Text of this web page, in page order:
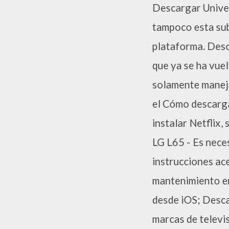
Descargar
tampoco esta
plataforma.
que ya se ha
solamente
el Cómo
instalar Netflix,
LG L65 - Es
instrucciones
mantenimiento
desde iOS;
marcas de